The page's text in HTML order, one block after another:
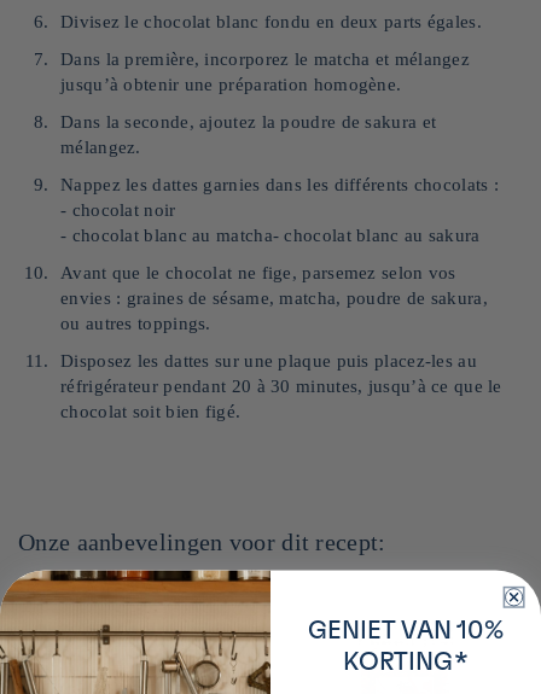
Divisez le chocolat blanc fondu en deux parts égales.
Dans la première, incorporez le matcha et mélangez
jusqu’à obtenir une préparation homogène.
Dans la seconde, ajoutez la poudre de sakura et
mélangez.
Nappez les dattes garnies dans les différents chocolats :
- chocolat noir
- chocolat blanc au matcha- chocolat blanc au sakura
Avant que le chocolat ne fige, parsemez selon vos
envies : graines de sésame, matcha, poudre de sakura,
ou autres toppings.
Disposez les dattes sur une plaque puis placez-les au
réfrigérateur pendant 20 à 30 minutes, jusqu’à ce que le
chocolat soit bien figé.
Onze aanbevelingen voor dit recept:
GENIET VAN 10%
KORTING*